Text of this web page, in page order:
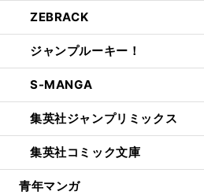
ZEBRACK
ジャンプルーキー！
S-MANGA
集英社ジャンプリミックス
集英社コミック文庫
青年マンガ